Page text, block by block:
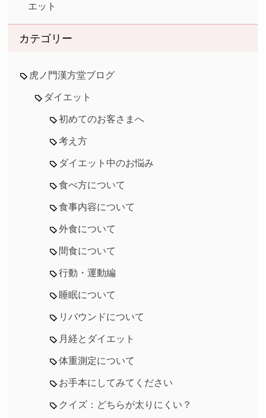
エット
カテゴリー
虎ノ門漢方堂ブログ
ダイエット
初めてのお客さまへ
考え方
ダイエット中のお悩み
食べ方について
食事内容について
外食について
間食について
行動・運動編
睡眠について
リバウンドについて
月経とダイエット
体重測定について
お手本にしてみてください
クイズ：どちらが太りにくい？